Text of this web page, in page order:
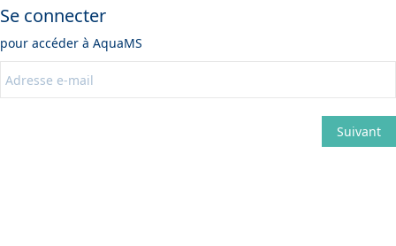
Se connecter
pour accéder à AquaMS
Suivant